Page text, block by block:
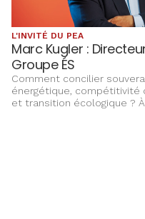
L'INVITÉ DU PEA
Marc Kugler :
Groupe ÉS
Comment concilier
énergétique, compétitivité
et transition écologique ?